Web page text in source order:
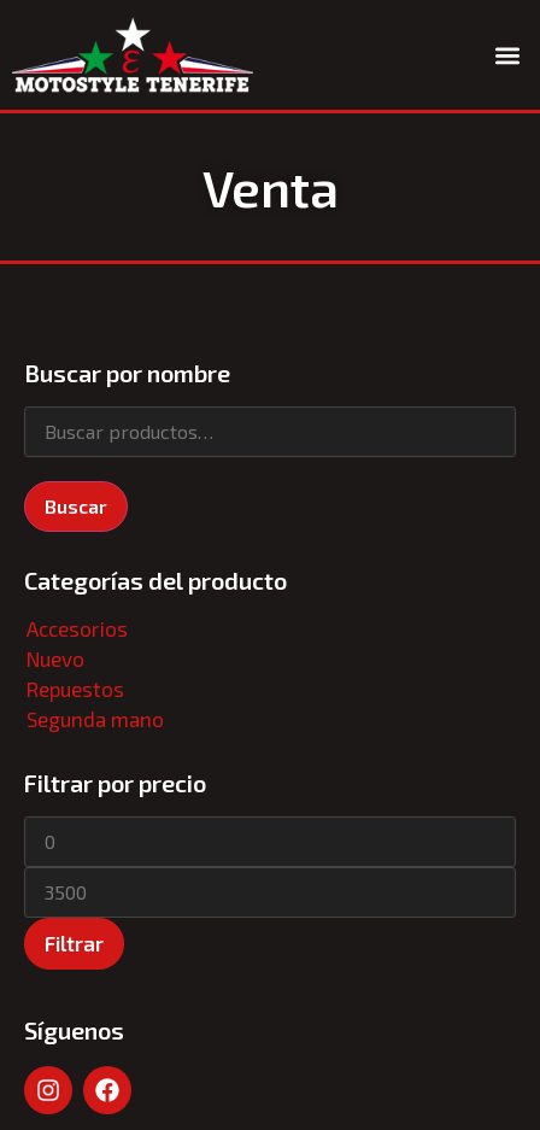
Venta
Buscar por nombre
Buscar
Categorías del producto
Accesorios
Nuevo
Repuestos
Segunda mano
Filtrar por precio
Filtrar
Síguenos